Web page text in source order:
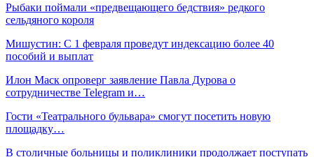
Рыбаки поймали «предвещающего бедствия» редкого
сельдяного короля
Мишустин: С 1 февраля проведут индексацию более 40
пособий и выплат
Илон Маск опроверг заявление Павла Дурова о
сотрудничестве Telegram и…
Гости «Театрального бульвара» смогут посетить новую
площадку…
В столичные больницы и поликлиники продолжает поступать